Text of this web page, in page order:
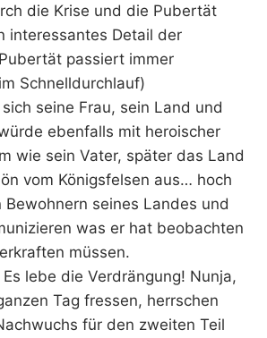
die Krise und die Pubertät
interessantes Detail der
passiert immer
Schnelldurchlauf)
seine Frau, sein Land und
ebenfalls mit heroischer
wie sein Vater, später das Land
vom Königsfelsen aus… hoch
Bewohnern seines Landes und
was er hat beobachten
müssen.
lebe die Verdrängung! Nunja,
Tag fressen, herrschen
für den zweiten Teil